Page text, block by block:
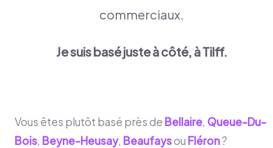
commerciaux.
Je suis basé juste à côté, à Tilff.
Vous êtes plutôt basé près de Bellaire, Queue-Du-
Bois, Beyne-Heusay, Beaufaysou Fléron?